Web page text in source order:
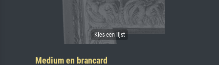
Medium en brancard